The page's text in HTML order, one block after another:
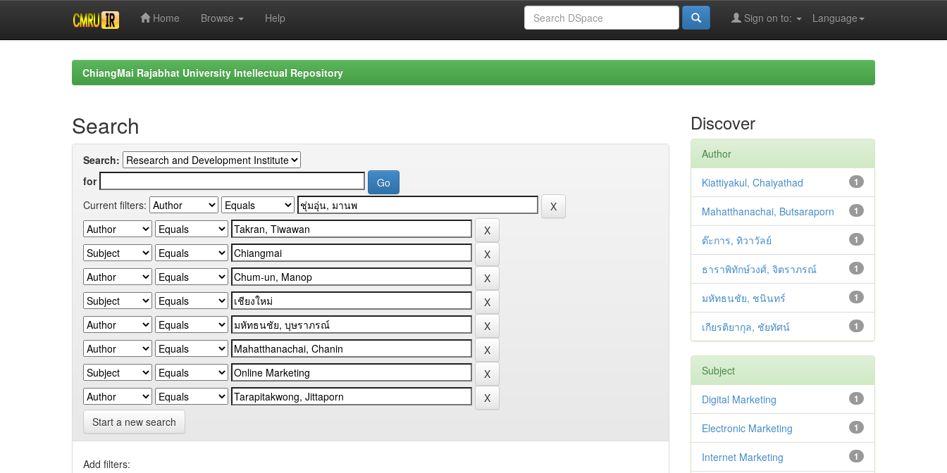
Home Browse Help Language
Sign on to:
ChiangMai Rajabhat University Intellectual Repository
Search
Search:
for
Current filters:
Start a new search
Add filters:
Discover
Author
1
Kiattiyakul, Chaiyathad
1
Mahatthanachai, Butsaraporn
1
ต๊ะการ, ทิวาวัลย์
1
ธาราพิทักษ์วงศ์, จิตราภรณ์
1
มหัทธนชัย, ชนินทร์
1
เกียรติยากุล, ชัยทัศน์
Subject
1
Digital Marketing
1
Electronic Marketing
1
Internet Marketing